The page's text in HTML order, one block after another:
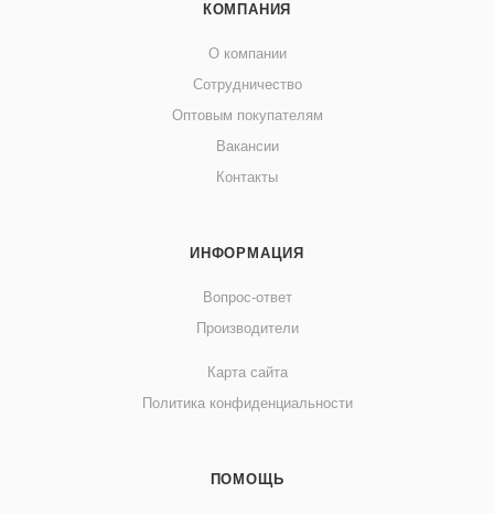
КОМПАНИЯ
О компании
Сотрудничество
Оптовым покупателям
Вакансии
Контакты
ИНФОРМАЦИЯ
Вопрос-ответ
Производители
Карта сайта
Политика конфиденциальности
ПОМОЩЬ